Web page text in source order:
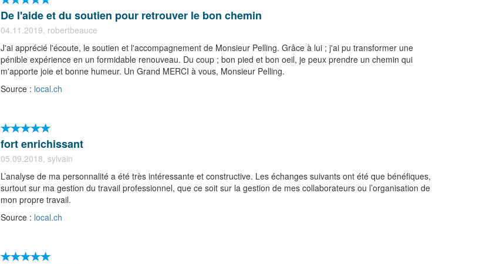
De l'aide et du soutien pour retrouver le bon chemin
04.11.2019, robertbeauce
J'ai apprécié l'écoute, le soutien et l'accompagnement de Monsieur Pelling. Grâce à lui ; j'ai pu transformer une
pénible expérience en un formidable renouveau. Du coup ; bon pied et bon oeil, je peux prendre un chemin qui
m'apporte joie et bonne humeur. Un Grand MERCI à vous, Monsieur Pelling.
Source : local.ch
fort enrichissant
05.09.2018, sylvain
L’analyse de ma personnalité a été très intéressante et constructive. Les échanges suivants ont été que bénéfiques,
surtout sur ma gestion du travail professionnel, que ce soit sur la gestion de mes collaborateurs ou l’organisation de
mon propre travail.
Source : local.ch